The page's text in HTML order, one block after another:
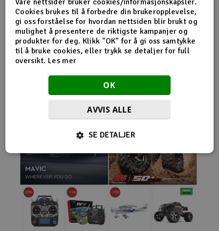
nybegynnerutstyr og avanserte løsninger hos samme
leverandør. Da internett for alvor endret
handelsmønstrene på 2000-tallet, satset Norwegian
Modellers tidlig på netthandel. Nettbutikken modellers.no
gjorde det mulig for kunder fra hele landet å handle
spesialprodukter som tidligere ofte bare var tilgjengelige i
større byer. Samtidig fortsatte selskapet å drive fysisk
Cookies brukes til å forbedre din brukeropplevelse,
gi oss forståelse for hvordan nettsiden blir brukt og
mulighet å presentere de riktigste kampanjer og
produkter for deg. Klikk "OK" for å gi oss samtykke
til å bruke cookies, eller trykk se detaljer for full
oversikt. Les mer
OK
AVVIS ALLE
SE DETALJER